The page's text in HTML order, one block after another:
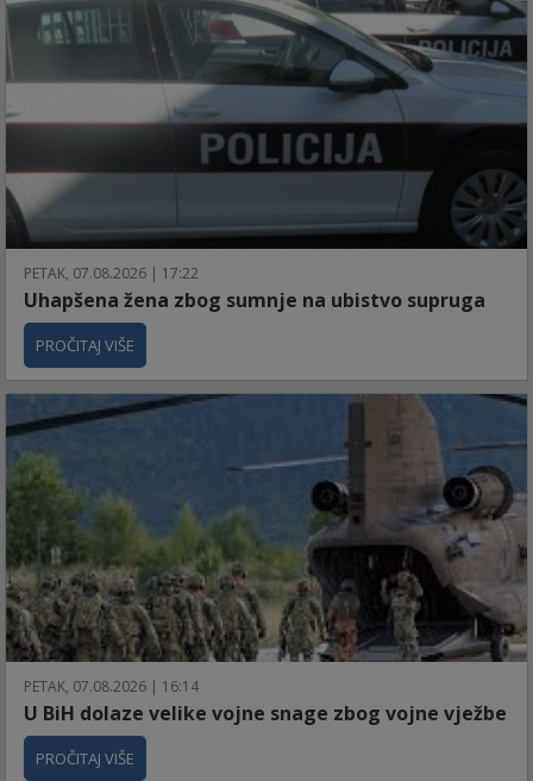
PETAK, 07.08.2026 | 17:22
Uhapšena žena zbog sumnje na ubistvo supruga
PROČITAJ VIŠE
PETAK, 07.08.2026 | 16:14
U BiH dolaze velike vojne snage zbog vojne vježbe
PROČITAJ VIŠE